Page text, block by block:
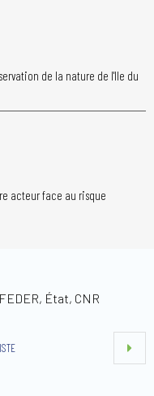
de la nature de l'Ile du
acteur face au risque
État, CNR